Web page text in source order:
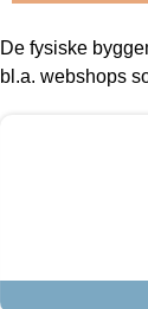
De fysiske
bl.a. webshops